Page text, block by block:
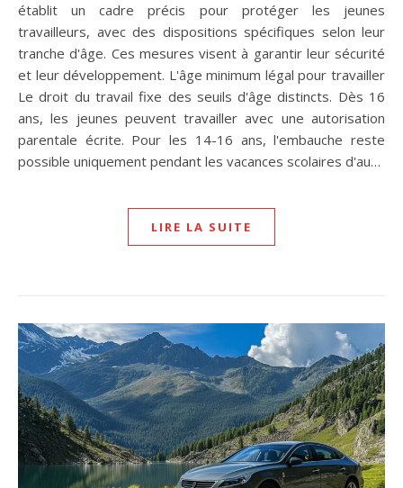
établit un cadre précis pour protéger les jeunes
travailleurs, avec des dispositions spécifiques selon leur
tranche d'âge. Ces mesures visent à garantir leur sécurité
et leur développement. L'âge minimum légal pour travailler
Le droit du travail fixe des seuils d'âge distincts. Dès 16
ans, les jeunes peuvent travailler avec une autorisation
parentale écrite. Pour les 14-16 ans, l'embauche reste
possible uniquement pendant les vacances scolaires d'au…
LIRE LA SUITE